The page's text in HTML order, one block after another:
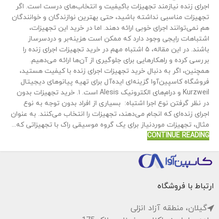
اجرای زنده نیازمند تجهیزات باکیفیت و انتخاب‌های درست است. اگر
تجهیزات مناسبی نداشته باشید، حتی بهترین نوازندگان و خوانندگان
هم نمی‌توانند اجرای خوبی ارائه دهند. اما در خرید این تجهیزات،
اشتباهات رایجی وجود دارد که ممکن است هزینه‌بر و دردسرساز
باشند. در این مقاله، ۵ اشتباه مهم در خرید تجهیزات اجرای زنده را
بررسی کرده و راهکارهایی برای جلوگیری از آن‌ها ارائه می‌دهیم.
همچنین، اگر به دنبال خرید تجهیزات اجرای زنده با کیفیت هستید،
فروشگاه کاسپین‌آوا گزینه‌ای ایده‌آل برای تهیه پیانوهای دیجیتال
Kurzweil و درام‌های الکترونیک Alesis است. ۱. خرید تجهیزات بدون
در نظر گرفتن نوع اجرا اشتباه: بسیاری از افراد بدون توجه به نوع
اجرای زنده‌ای که انجام می‌دهند، تجهیزات را انتخاب می‌کنند. به عنوان
مثال، تجهیزات موردنیاز برای یک گروه موسیقی راک با تجهیزاتی که...
CONTINUE READING
ارتباط با فروشگاه
گیلان، منطقه آزاد انزلی